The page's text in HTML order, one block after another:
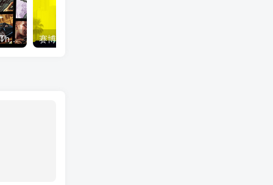
侠盗猎车手5|GTA5/Grand Theft Auto V Enhanced v1158.13 增强版 送修改器 免安装中文版